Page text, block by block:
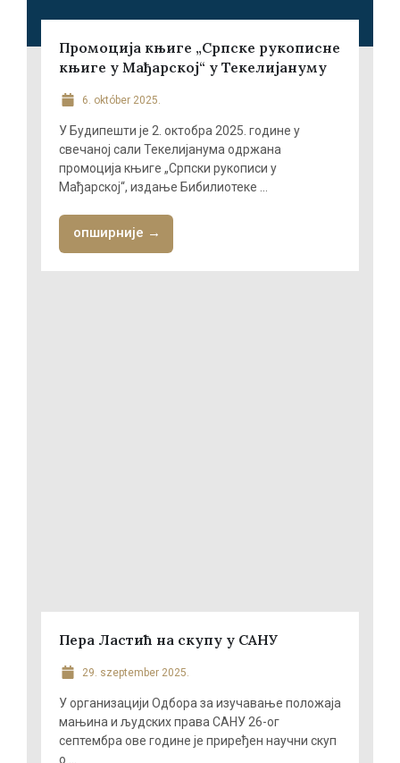
Промоција књиге „Српске рукописне
књиге у Мађарској“ у Текелијануму
6. október 2025.
У Будипешти је 2. октобра 2025. године у
свечаној сали Текелијанума одржана
промоција књиге „Српски рукописи у
Мађарској“, издање Бибилиотеке ...
опширније →
Пера Ластић на скупу у САНУ
29. szeptember 2025.
У организацији Одбора за изучавање положаја
мањина и људских права САНУ 26-ог
септембра ове године је приређен научни скуп
о ...